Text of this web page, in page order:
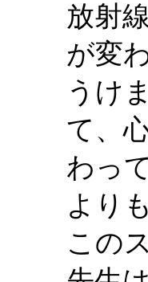
放射
が変
うけ
て、
わっ
より
この